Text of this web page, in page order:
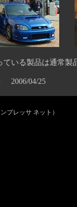
いる製品は通常製
04/25
プレッサ ネット）